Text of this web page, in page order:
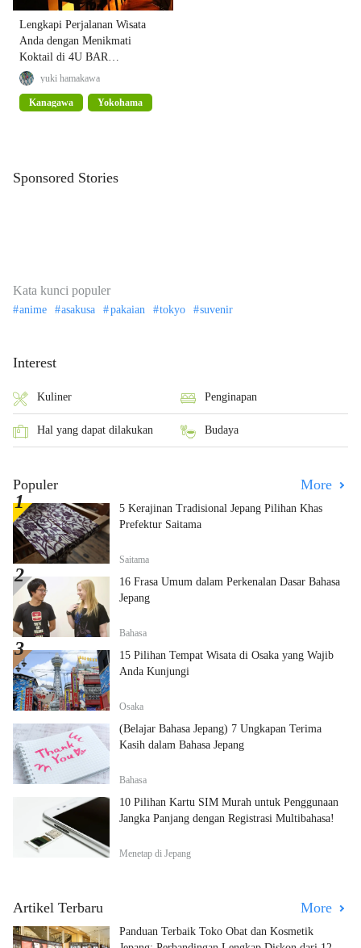
Lengkapi Perjalanan Wisata
Anda dengan Menikmati
Koktail di 4U BAR
YOKOHAMA
yuki hamakawa
Kanagawa Yokohama
Sponsored Stories
Kata kunci populer
anime asakusa pakaian tokyo suvenir
Interest
Kuliner Penginapan
Hal yang dapat dilakukan Budaya
Populer More
5 Kerajinan Tradisional Jepang Pilihan Khas
Prefektur Saitama
Saitama
16 Frasa Umum dalam Perkenalan Dasar Bahasa
Jepang
Bahasa
15 Pilihan Tempat Wisata di Osaka yang Wajib
Anda Kunjungi
Osaka
(Belajar Bahasa Jepang) 7 Ungkapan Terima
Kasih dalam Bahasa Jepang
Bahasa
10 Pilihan Kartu SIM Murah untuk Penggunaan
Jangka Panjang dengan Registrasi Multibahasa!
Menetap di Jepang
Artikel Terbaru More
Panduan Terbaik Toko Obat dan Kosmetik